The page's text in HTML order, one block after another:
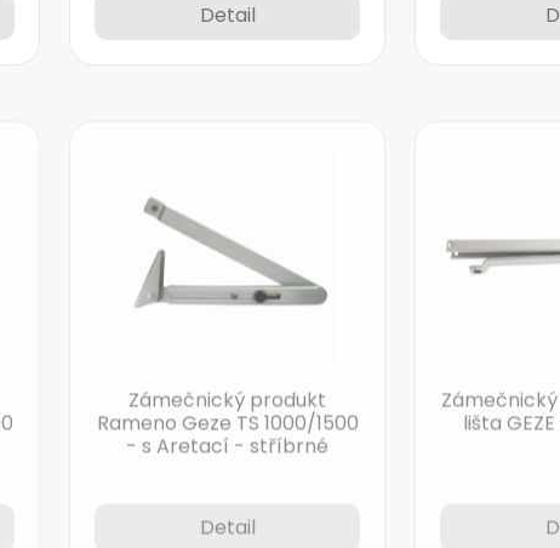
Detail
Rameno Geze TS 1000/1500
- s Aretací - stříbrné
lišta